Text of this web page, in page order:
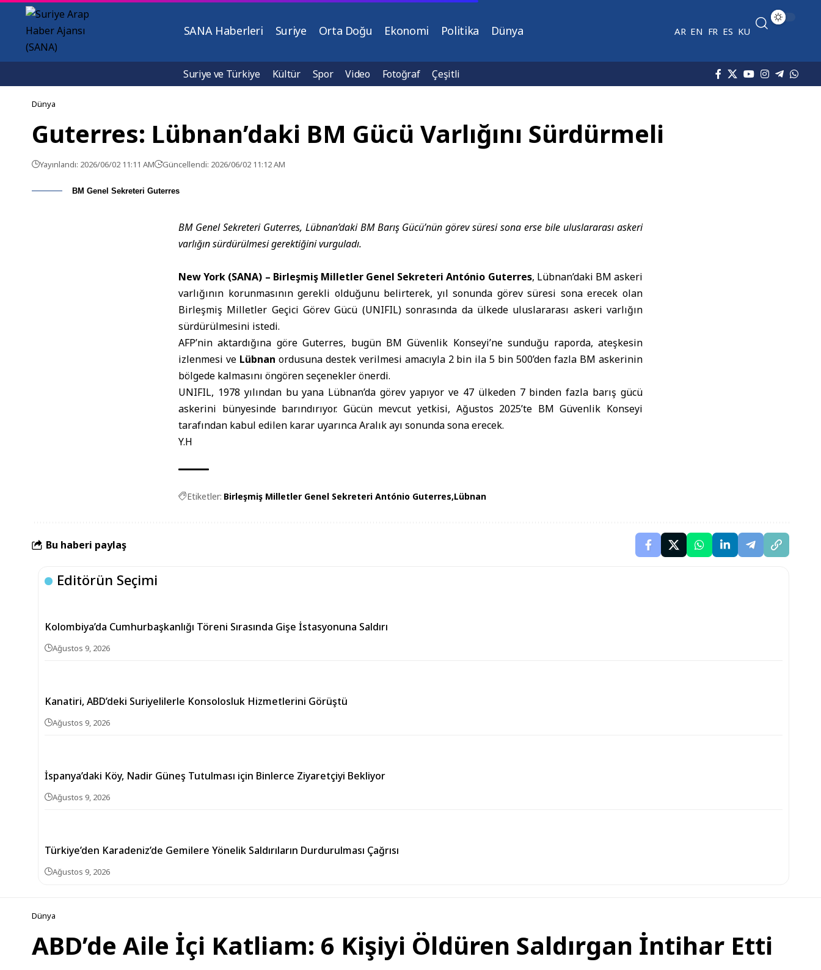
SANA Haberleri Suriye Orta Doğu Ekonomi Politika Dünya AR EN FR ES KU
Suriye ve Türkiye Kültür Spor Video Fotoğraf Çeşitli
Dünya
Guterres: Lübnan’daki BM Gücü Varlığını Sürdürmeli
Yayınlandı: 2026/06/02 11:11 AM Güncellendi: 2026/06/02 11:12 AM
BM Genel Sekreteri Guterres
BM Genel Sekreteri Guterres, Lübnan’daki BM Barış Gücü’nün görev süresi sona erse bile uluslararası askeri
varlığın sürdürülmesi gerektiğini vurguladı.
New York (SANA) – Birleşmiş Milletler Genel Sekreteri António Guterres, Lübnan’daki BM askeri
varlığının korunmasının gerekli olduğunu belirterek, yıl sonunda görev süresi sona erecek olan
Birleşmiş Milletler Geçici Görev Gücü (UNIFIL) sonrasında da ülkede uluslararası askeri varlığın
sürdürülmesini istedi.
AFP’nin aktardığına göre Guterres, bugün BM Güvenlik Konseyi’ne sunduğu raporda, ateşkesin
izlenmesi ve Lübnan ordusuna destek verilmesi amacıyla 2 bin ila 5 bin 500’den fazla BM askerinin
bölgede kalmasını öngören seçenekler önerdi.
UNIFIL, 1978 yılından bu yana Lübnan’da görev yapıyor ve 47 ülkeden 7 binden fazla barış gücü
askerini bünyesinde barındırıyor. Gücün mevcut yetkisi, Ağustos 2025’te BM Güvenlik Konseyi
tarafından kabul edilen karar uyarınca Aralık ayı sonunda sona erecek.
Y.H
Etiketler: Birleşmiş Milletler Genel Sekreteri António Guterres Lübnan
Bu haberi paylaş
Editörün Seçimi
Kolombiya’da Cumhurbaşkanlığı Töreni Sırasında Gişe İstasyonuna Saldırı
Ağustos 9, 2026
Kanatiri, ABD’deki Suriyelilerle Konsolosluk Hizmetlerini Görüştü
Ağustos 9, 2026
İspanya’daki Köy, Nadir Güneş Tutulması için Binlerce Ziyaretçiyi Bekliyor
Ağustos 9, 2026
Türkiye’den Karadeniz’de Gemilere Yönelik Saldırıların Durdurulması Çağrısı
Ağustos 9, 2026
Dünya
ABD’de Aile İçi Katliam: 6 Kişiyi Öldüren Saldırgan İntihar Etti